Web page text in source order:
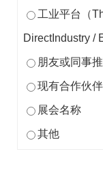
工业平台（
DirectIndustry /
朋友或同事
现有合作伙伴
展会名称
其他